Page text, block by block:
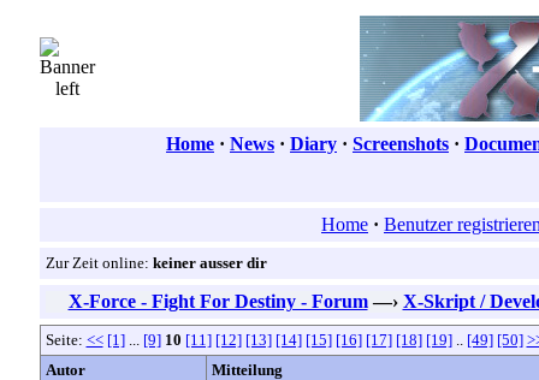
Home · News · Diary · Screenshots ·
Home · Benutzer
Zur Zeit online: keiner ausser dir
X-Force - Fight For Destiny - Forum —› X-Skript /
Seite: << [1]... [9] 10 [11] [12] [13] [14] [15] [16] [17] [18] [19].. [49] [50]
Autor
Mitteilung